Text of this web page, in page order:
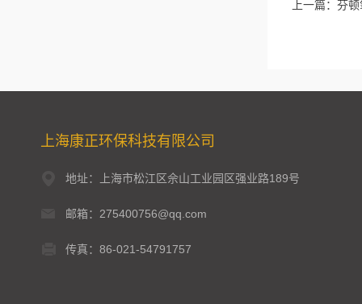
上一篇： 芬顿
上海康正环保科技有限公司
地址：上海市松江区佘山工业园区强业路189号
邮箱：275400756@qq.com
传真：86-021-54791757